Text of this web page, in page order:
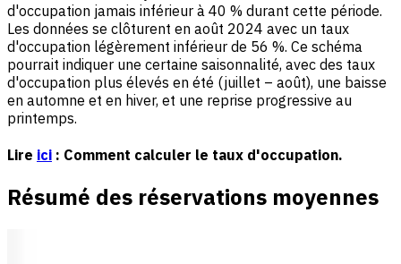
d'occupation jamais inférieur à 40 % durant cette période.
Les données se clôturent en août 2024 avec un taux
d'occupation légèrement inférieur de 56 %. Ce schéma
pourrait indiquer une certaine saisonnalité, avec des taux
d'occupation plus élevés en été (juillet – août), une baisse
en automne et en hiver, et une reprise progressive au
printemps.
Lire ici : Comment calculer le taux d'occupation.
Résumé des réservations moyennes